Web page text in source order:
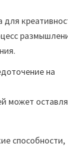
для
на
может
способности,